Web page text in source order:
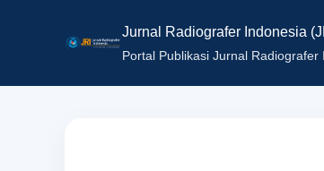
Jurnal Radiografer Indonesia
Portal Publikasi Jurnal Radiografer